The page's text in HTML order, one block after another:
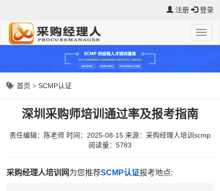
注册 登录
首页 >SCMP认证
深圳采购师培训通过率及报考指南
责任编辑：陈老师 时间：2025-08-15 来源： 采购经理人培训scmp
阅读量：5783
采购经理人培训网为您推荐SCMP认证报考地点: